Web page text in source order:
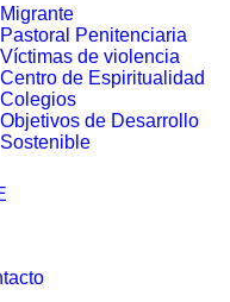
Migrante
Pastoral Penitenciaria
Víctimas de violencia
Centro de Espiritualidad
Colegios
Objetivos de Desarrollo
Sostenible